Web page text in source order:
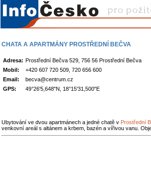
CHATA A APARTMÁNY PROSTŘEDNÍ BEČVA
Adresa: Prostřední Bečva 529, 756 56 Prostřední Bečva
Mobil:
+420 607 720 509, 720 656 600
Email:
becva@centrum.cz
GPS:
49°26'5,648"N, 18°15'31,500"E
Ubytování ve dvou apartmánech a jedné chatě v Prostřední
venkovní areál s altánem a krbem, bazén a vířivou vanu.